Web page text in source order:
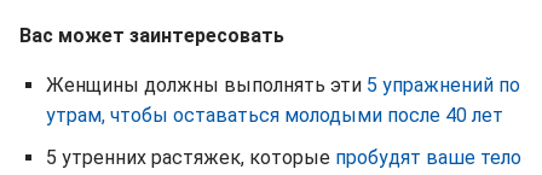
Вас может заинтересовать
Женщины должны выполнять эти 5 упражнений по
утрам, чтобы оставаться молодыми после 40 лет
5 утренних растяжек, которые пробудят ваше тело